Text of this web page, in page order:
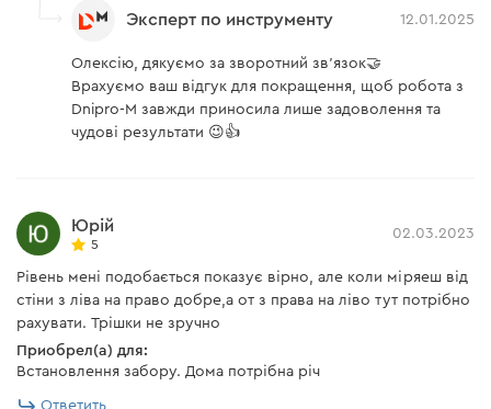
Эксперт по инструменту 12.01.2025
Олексію, дякуємо за зворотний зв'язок🤝
Врахуємо ваш відгук для покращення, щоб робота з
Dnipro-M завжди приносила лише задоволення та
чудові результати 😉👍
Юрій
5
02.03.2023
Рівень мені подобається показує вірно, але коли міряеш від
стіни з ліва на право добре,а от з права на ліво тут потрібно
рахувати. Трішки не зручно
Приобрел(а) для:
Встановлення забору. Дома потрібна річ
Ответить